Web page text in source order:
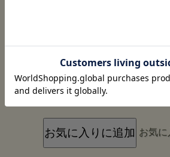
リブの伸びでヨレヨレになるのはかなり抑
によって自然に、そしてわずかに縮むこと
ウエイト天竺にまた違った表情が生まれます
よくあるヘビーウエイトの天竺は中太の糸
で、 硬さがきになったり肌あたりがザラザ
太い糸を度詰めにすると、度詰めとはいえ、
また、太い糸だと肌あたりも柔らかく感じ
メント染での色展開で、 着古したような独
Tシャツとはまた違った存在感のあるトップ
試着した感想：
SUMI/XL
お気